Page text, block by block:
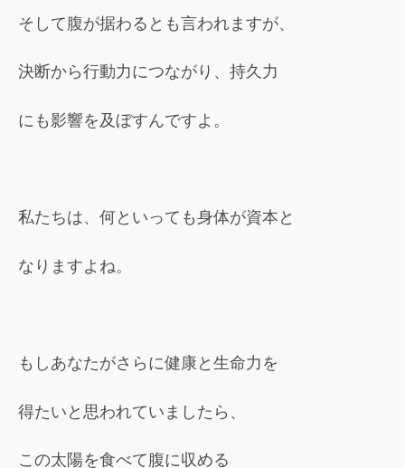
そして腹が据わるとも言われますが、
決断から行動力につながり、持久力
にも影響を及ぼすんですよ。
私たちは、何といっても身体が資本と
なりますよね。
もしあなたがさらに健康と生命力を
得たいと思われていましたら、
この太陽を食べて腹に収める